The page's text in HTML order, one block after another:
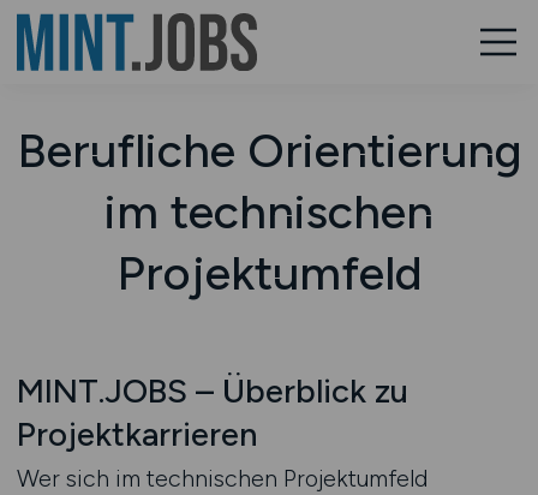
Berufliche Orientierung
im technischen
Projektumfeld
MINT.JOBS – Überblick zu
Projektkarrieren
Wer sich im technischen Projektumfeld